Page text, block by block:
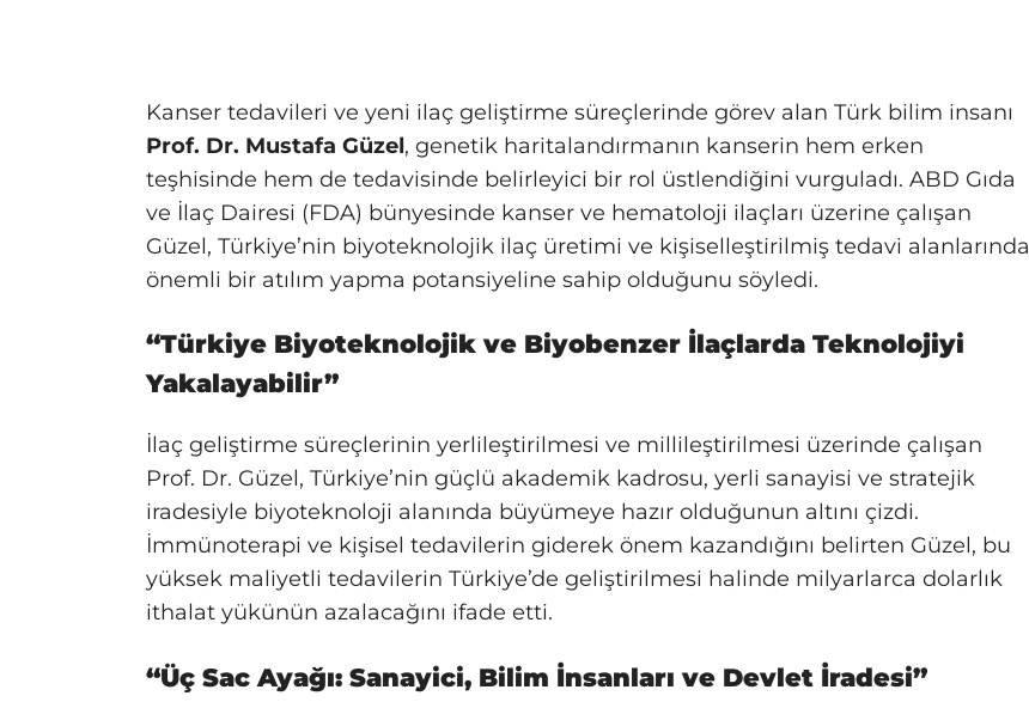
Kanser tedavileri ve yeni ilaç geliştirme süreçlerinde görev alan Türk bilim insanı
Prof. Dr. Mustafa Güzel, genetik haritalandırmanın kanserin hem erken
teşhisinde hem de tedavisinde belirleyici bir rol üstlendiğini vurguladı. ABD Gıda
ve İlaç Dairesi (FDA) bünyesinde kanser ve hematoloji ilaçları üzerine çalışan
Güzel, Türkiye’nin biyoteknolojik ilaç üretimi ve kişiselleştirilmiş tedavi alanlarında
önemli bir atılım yapma potansiyeline sahip olduğunu söyledi.
“Türkiye Biyoteknolojik ve Biyobenzer İlaçlarda Teknolojiyi
Yakalayabilir”
İlaç geliştirme süreçlerinin yerlileştirilmesi ve millileştirilmesi üzerinde çalışan
Prof. Dr. Güzel, Türkiye’nin güçlü akademik kadrosu, yerli sanayisi ve stratejik
iradesiyle biyoteknoloji alanında büyümeye hazır olduğunun altını çizdi.
İmmünoterapi ve kişisel tedavilerin giderek önem kazandığını belirten Güzel, bu
yüksek maliyetli tedavilerin Türkiye’de geliştirilmesi halinde milyarlarca dolarlık
ithalat yükünün azalacağını ifade etti.
“Üç Sac Ayağı: Sanayici, Bilim İnsanları ve Devlet İradesi”